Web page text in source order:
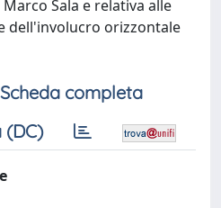
Sala e relativa alle
dell'involucro orizzontale
Scheda completa
(DC)